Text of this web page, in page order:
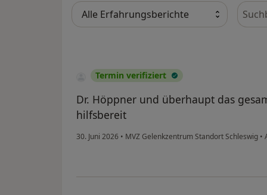
Termin verifiziert
Dr. Höppner und überhaupt das
hilfsbereit
30. Juni 2026 • MVZ Gelenkzentrum Standort Schleswig •